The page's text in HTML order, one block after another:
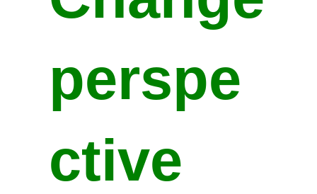
perspe
ctive